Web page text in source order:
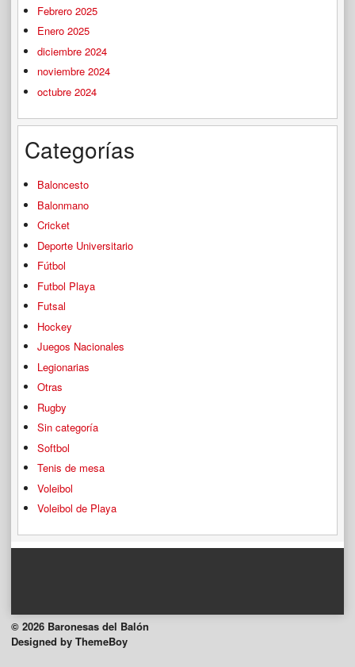
Febrero 2025
Enero 2025
diciembre 2024
noviembre 2024
octubre 2024
Categorías
Baloncesto
Balonmano
Cricket
Deporte Universitario
Fútbol
Futbol Playa
Futsal
Hockey
Juegos Nacionales
Legionarias
Otras
Rugby
Sin categoría
Softbol
Tenis de mesa
Voleibol
Voleibol de Playa
© 2026 Baronesas del Balón
Designed by ThemeBoy